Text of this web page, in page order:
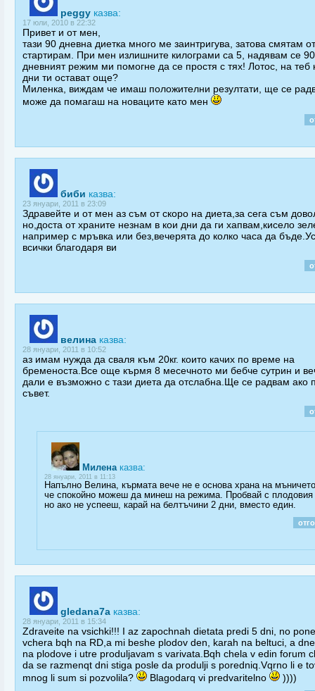
peggy казва:
17 юли, 2010 в 22:32
Привет и от мен,
тази 90 дневна диетка много ме заинтригува, затова смятам
стартирам. При мен излишните килограми са 5, надявам се 90
дневният режим ми помогне да се простя с тях! Лотос, на теб
дни ти остават още?
Mиленка, виждам че имаш положителни резултати, ще се
може да помагаш на новаците като мен
биби казва:
23 януари, 2011 в 23:09
Здравейте и от мен аз съм от скоро на диета,за сега съм
но,доста от храните незнам в кои дни да ги хапвам,кисело
например с мръвка или без,вечерята до колко часа да
всички благодаря ви
велина казва:
28 януари, 2011 в 10:52
аз имам нужда да сваля към 20кг. които качих по време на
бременоста.Все още кърмя 8 месечното ми бебче сутрин и
дали е възможно с тази диета да отслабна.Ще се радвам ако
съвет.
Милена казва:
28 януари, 2011 в 11:13
Напълно Велина, кърмата вече не е основа храна на
че спокойно можеш да минеш на режима. Пробвай с плодовия
но ако не успееш, карай на белтъчини 2 дни, вместо един.
gledana7a казва:
28 януари, 2011 в 15:34
Zdraveite na vsichki!!! I az zapochnah dietata predi 5 dni, no
vchera bqh na RD,a mi beshe plodov den, karah na beltuci, a
na plodove i utre produljavam s varivata.Bqh chela v edin forum
da se razmenqt dni stiga posle da produlji s poredniq.Vqrno li e
mnog li sum si pozvolila?
Blagodarq vi predvaritelno ))))